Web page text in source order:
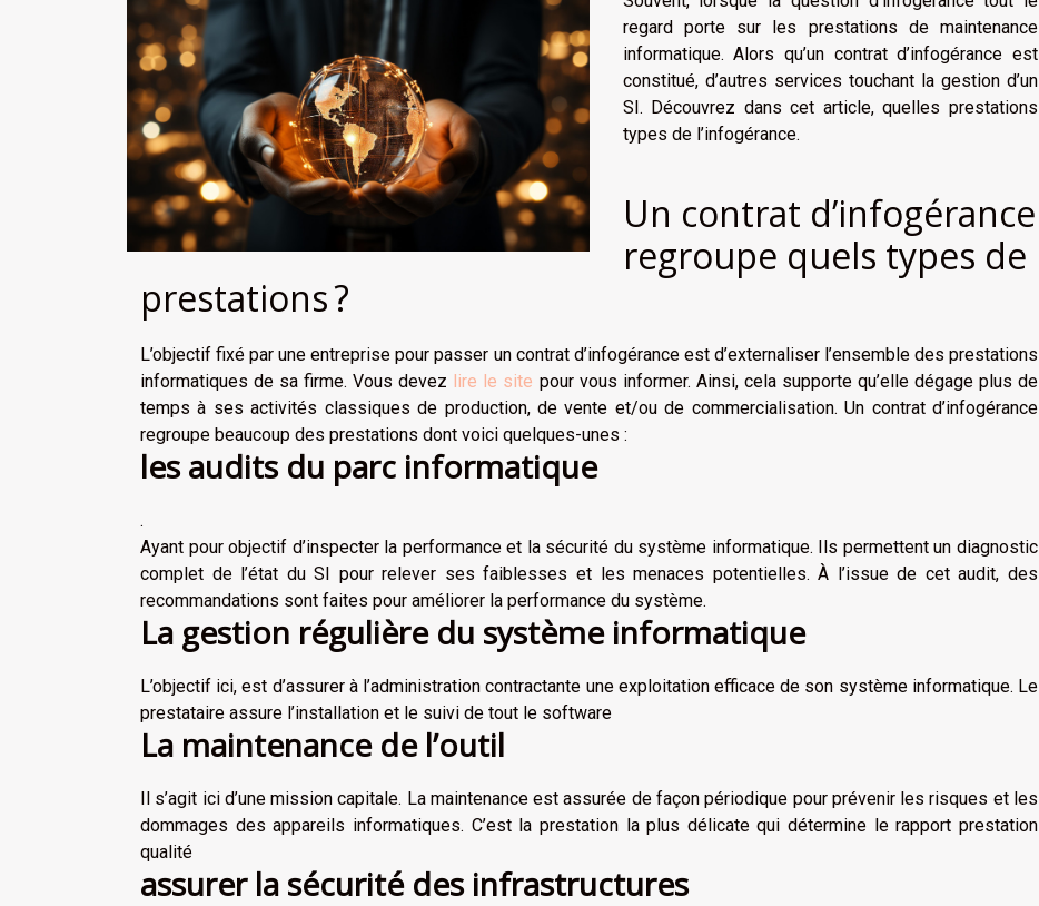
regard porte sur les prestations de maintenance
informatique. Alors qu’un contrat d’infogérance est
constitué, d’autres services touchant la gestion d’un
SI. Découvrez dans cet article, quelles prestations
types de l’infogérance.
Un contrat d’infogérance
regroupe quels types de
prestations ?
L’objectif fixé par une entreprise pour passer un contrat d’infogérance est d’externaliser l’ensemble des prestations
informatiques de sa firme. Vous devez lire le site pour vous informer. Ainsi, cela supporte qu’elle dégage plus de
temps à ses activités classiques de production, de vente et/ou de commercialisation. Un contrat d’infogérance
regroupe beaucoup des prestations dont voici quelques-unes :
les audits du parc informatique
.
Ayant pour objectif d’inspecter la performance et la sécurité du système informatique. Ils permettent un diagnostic
complet de l’état du SI pour relever ses faiblesses et les menaces potentielles. À l’issue de cet audit, des
recommandations sont faites pour améliorer la performance du système.
La gestion régulière du système informatique
L’objectif ici, est d’assurer à l’administration contractante une exploitation efficace de son système informatique. Le
prestataire assure l’installation et le suivi de tout le software
La maintenance de l’outil
Il s’agit ici d’une mission capitale. La maintenance est assurée de façon périodique pour prévenir les risques et les
dommages des appareils informatiques. C’est la prestation la plus délicate qui détermine le rapport prestation
qualité
assurer la sécurité des infrastructures